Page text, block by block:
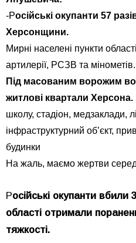
-Російські окупанти 57
Херсонщини.
Мирні населені пункти
артилерії, РСЗВ та мінометів.
Під масованим ворожим
житлові квартали Херсона.
школу, стадіон, медзаклади,
інфраструктурний обʼєкт,
будинки
На жаль, маємо жертви
Російські окупанти
області отримали
тяжкості.